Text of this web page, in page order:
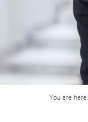
You are here: